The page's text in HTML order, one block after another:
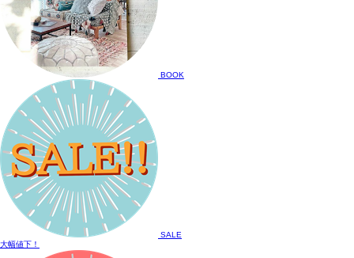
BOOK
SALE
大幅値下！